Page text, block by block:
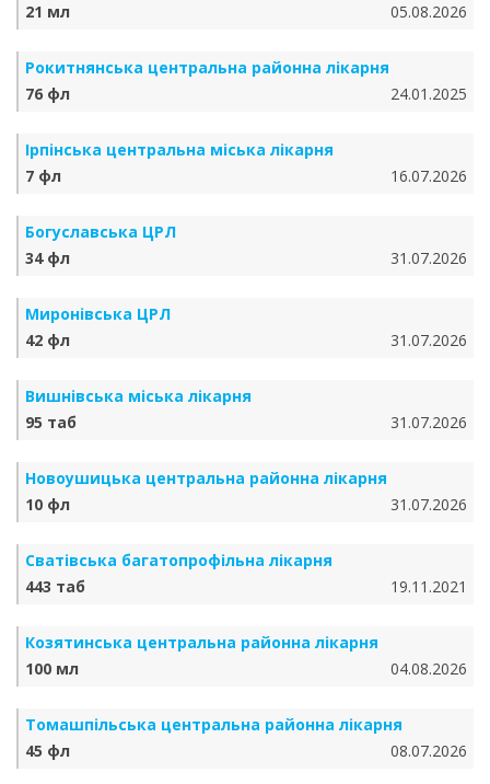
21 мл
05.08.2026
Рокитнянська центральна районна лікарня
76 фл
24.01.2025
Ірпінська центральна міська лікарня
7 фл
16.07.2026
Богуславська ЦРЛ
34 фл
31.07.2026
Миронівська ЦРЛ
42 фл
31.07.2026
Вишнівська міська лікарня
95 таб
31.07.2026
Новоушицька центральна районна лікарня
10 фл
31.07.2026
Сватівська багатопрофільна лікарня
443 таб
19.11.2021
Козятинська центральна районна лікарня
100 мл
04.08.2026
Томашпільська центральна районна лікарня
45 фл
08.07.2026